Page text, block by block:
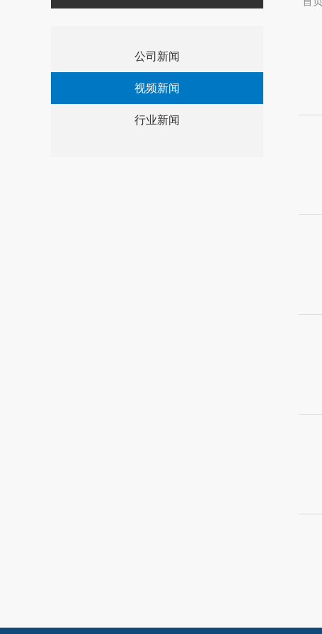
公司新闻
视频新闻
行业新闻